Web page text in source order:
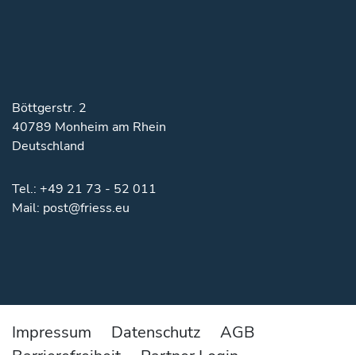
Böttgerstr. 2
40789 Monheim am Rhein
Deutschland
Tel.: +49 21 73 - 52 011
Mail: post@friess.eu
Impressum Datenschutz
AGB